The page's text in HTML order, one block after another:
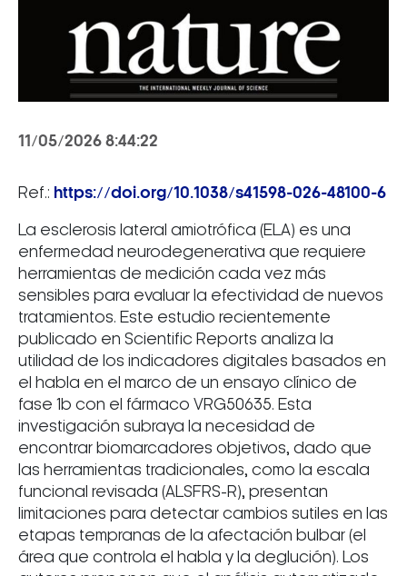
11/05/2026 8:44:22
Ref.: https://doi.org/10.1038/s41598-026-48100-6
La esclerosis lateral amiotrófica (ELA) es una
enfermedad neurodegenerativa que requiere
herramientas de medición cada vez más
sensibles para evaluar la efectividad de nuevos
tratamientos. Este estudio recientemente
publicado en Scientific Reports analiza la
utilidad de los indicadores digitales basados en
el habla en el marco de un ensayo clínico de
fase 1b con el fármaco VRG50635. Esta
investigación subraya la necesidad de
encontrar biomarcadores objetivos, dado que
las herramientas tradicionales, como la escala
funcional revisada (ALSFRS-R), presentan
limitaciones para detectar cambios sutiles en las
etapas tempranas de la afectación bulbar (el
área que controla el habla y la deglución). Los